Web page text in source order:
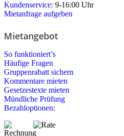
Kundenservice: 9-16:00 Uhr
Mietanfrage aufgeben
Mietangebot
So funktioniert’s
Häufige Fragen
Gruppenrabatt sichern
Kommentare mieten
Gesetzestexte mieten
Mündliche Prüfung
Bezahloptionen: